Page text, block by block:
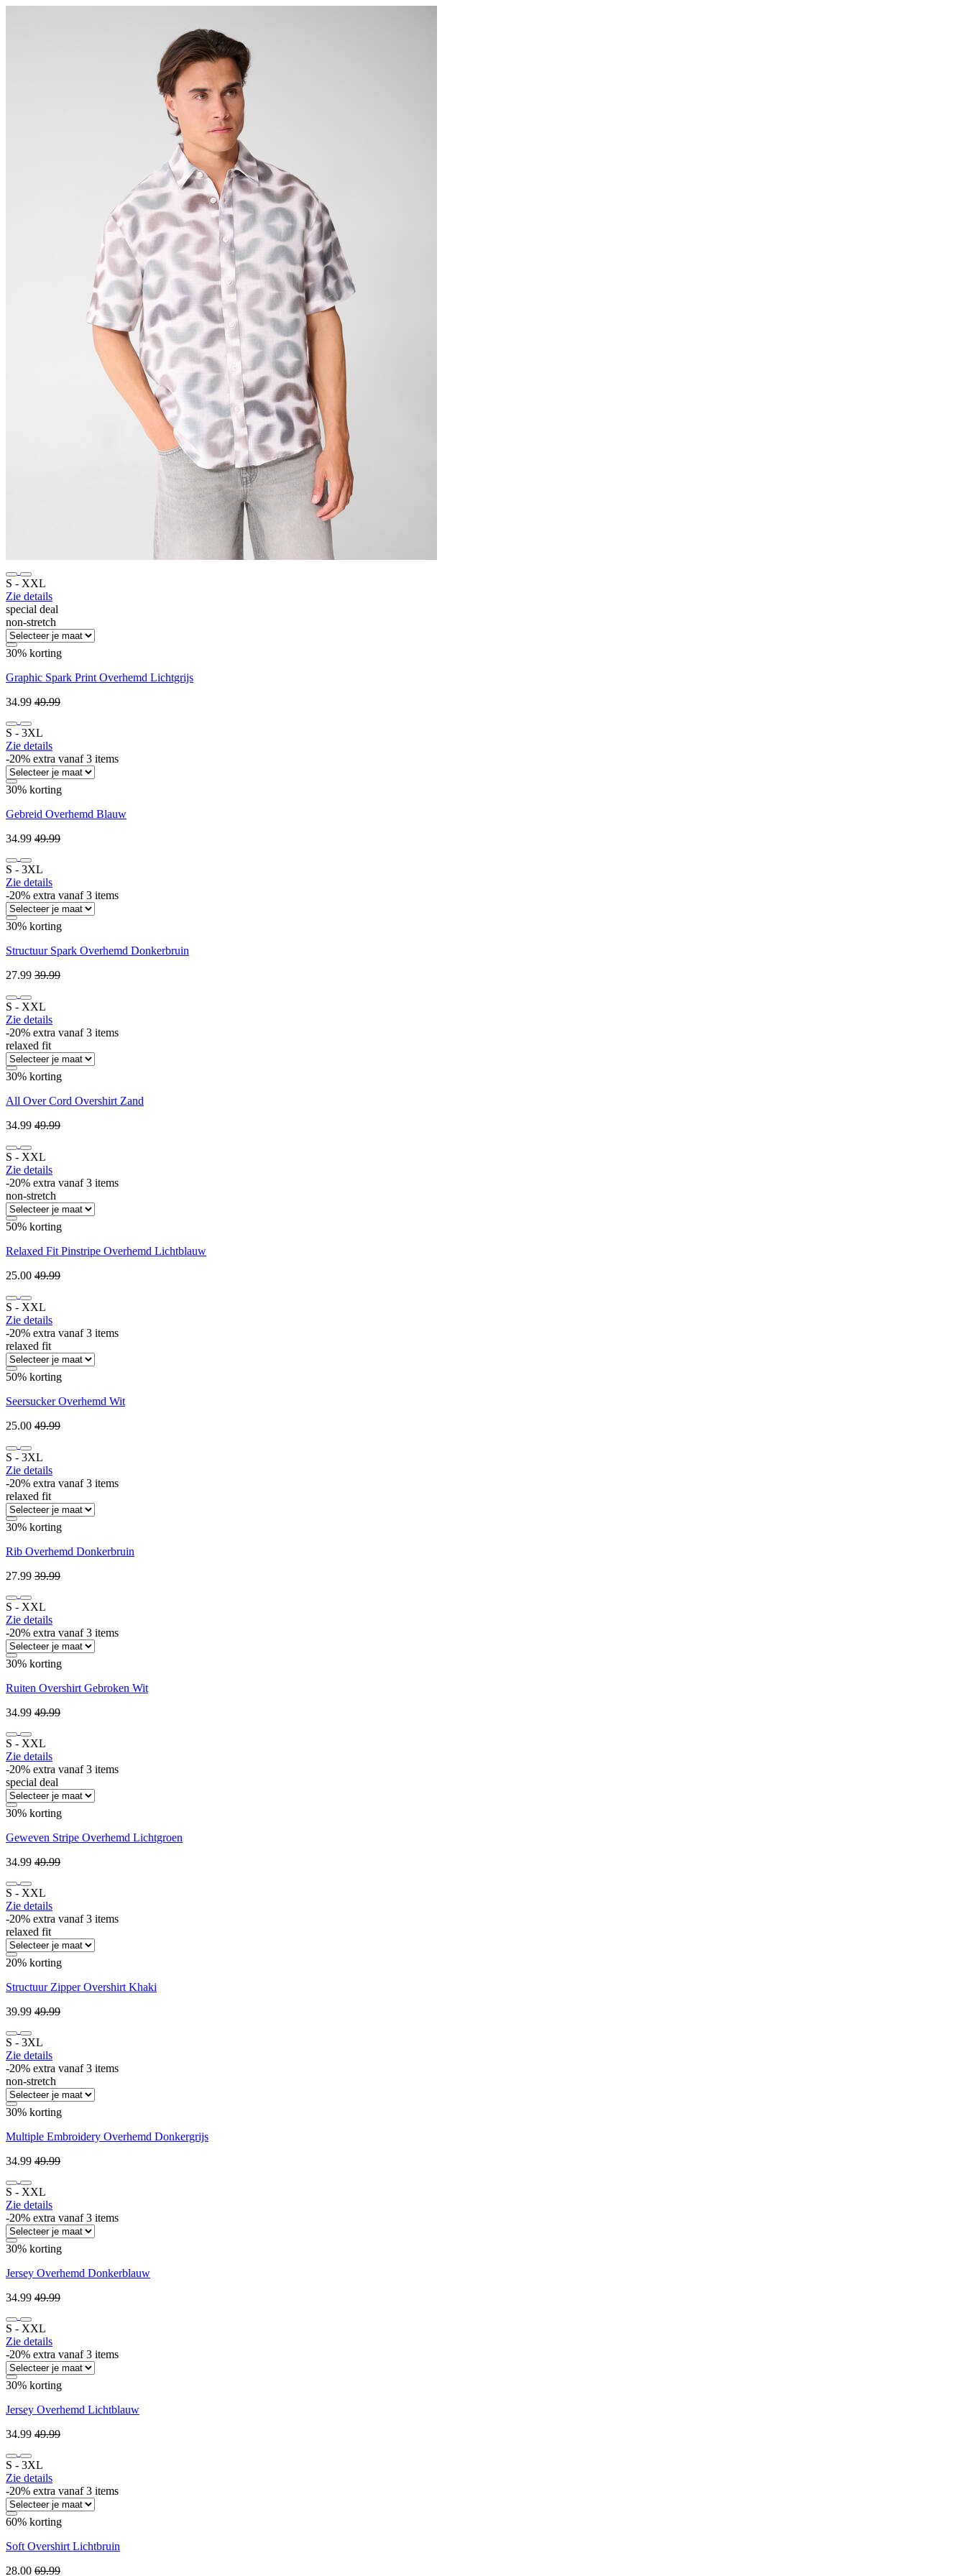
S ‐ XXL
Zie details
special deal
non-stretch
30% korting
Graphic Spark Print Overhemd Lichtgrijs
34.99 49.99
S ‐ 3XL
Zie details
-20% extra vanaf 3 items
30% korting
Gebreid Overhemd Blauw
34.99 49.99
S ‐ 3XL
Zie details
-20% extra vanaf 3 items
30% korting
Structuur Spark Overhemd Donkerbruin
27.99 39.99
S ‐ XXL
Zie details
-20% extra vanaf 3 items
relaxed fit
30% korting
All Over Cord Overshirt Zand
34.99 49.99
S ‐ XXL
Zie details
-20% extra vanaf 3 items
non-stretch
50% korting
Relaxed Fit Pinstripe Overhemd Lichtblauw
25.00 49.99
S ‐ XXL
Zie details
-20% extra vanaf 3 items
relaxed fit
50% korting
Seersucker Overhemd Wit
25.00 49.99
S ‐ 3XL
Zie details
-20% extra vanaf 3 items
relaxed fit
30% korting
Rib Overhemd Donkerbruin
27.99 39.99
S ‐ XXL
Zie details
-20% extra vanaf 3 items
30% korting
Ruiten Overshirt Gebroken Wit
34.99 49.99
S ‐ XXL
Zie details
-20% extra vanaf 3 items
special deal
30% korting
Geweven Stripe Overhemd Lichtgroen
34.99 49.99
S ‐ XXL
Zie details
-20% extra vanaf 3 items
relaxed fit
20% korting
Structuur Zipper Overshirt Khaki
39.99 49.99
S ‐ 3XL
Zie details
-20% extra vanaf 3 items
non-stretch
30% korting
Multiple Embroidery Overhemd Donkergrijs
34.99 49.99
S ‐ XXL
Zie details
-20% extra vanaf 3 items
30% korting
Jersey Overhemd Donkerblauw
34.99 49.99
S ‐ XXL
Zie details
-20% extra vanaf 3 items
30% korting
Jersey Overhemd Lichtblauw
34.99 49.99
S ‐ 3XL
Zie details
-20% extra vanaf 3 items
60% korting
Soft Overshirt Lichtbruin
28.00 69.99